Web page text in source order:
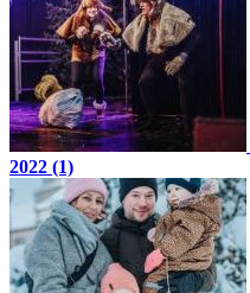
2022 (1)